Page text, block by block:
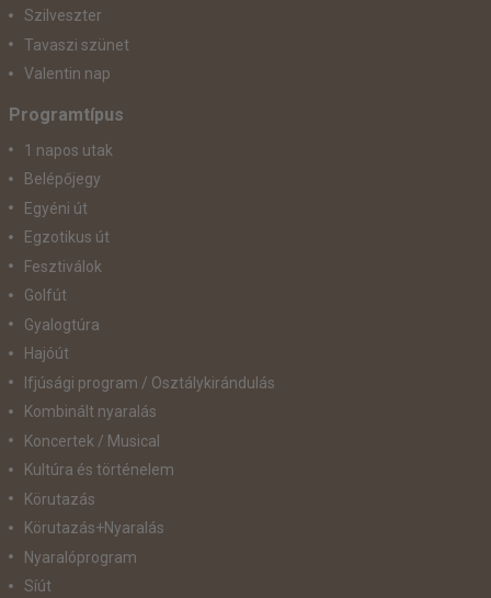
Szilveszter
Tavaszi szünet
Valentin nap
Programtípus
1 napos utak
Belépőjegy
Egyéni út
Egzotikus út
Fesztiválok
Golfút
Gyalogtúra
Hajóút
Ifjúsági program / Osztálykirándulás
Kombinált nyaralás
Koncertek / Musical
Kultúra és történelem
Körutazás
Körutazás+Nyaralás
Nyaralóprogram
Síút